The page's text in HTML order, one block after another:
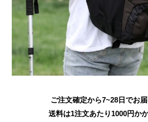
ご注文確定から7~28日でお
送料は1注文あたり 1000円か